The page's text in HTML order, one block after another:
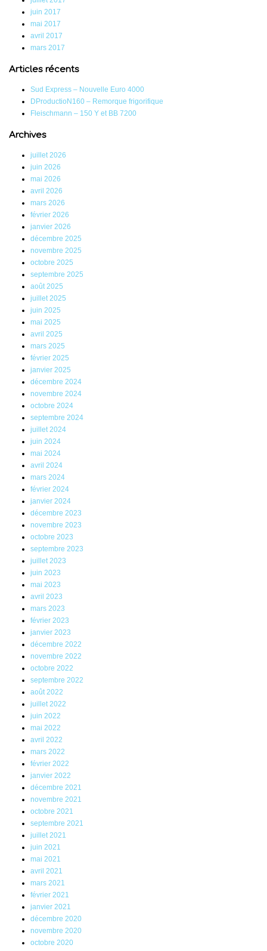
juin 2017
mai 2017
avril 2017
mars 2017
Articles récents
Sud Express – Nouvelle Euro 4000
DProductioN160 – Remorque frigorifique
Fleischmann – 150 Y et BB 7200
Archives
juillet 2026
juin 2026
mai 2026
avril 2026
mars 2026
février 2026
janvier 2026
décembre 2025
novembre 2025
octobre 2025
septembre 2025
août 2025
juillet 2025
juin 2025
mai 2025
avril 2025
mars 2025
février 2025
janvier 2025
décembre 2024
novembre 2024
octobre 2024
septembre 2024
juillet 2024
juin 2024
mai 2024
avril 2024
mars 2024
février 2024
janvier 2024
décembre 2023
novembre 2023
octobre 2023
septembre 2023
juillet 2023
juin 2023
mai 2023
avril 2023
mars 2023
février 2023
janvier 2023
décembre 2022
novembre 2022
octobre 2022
septembre 2022
août 2022
juillet 2022
juin 2022
mai 2022
avril 2022
mars 2022
février 2022
janvier 2022
décembre 2021
novembre 2021
octobre 2021
septembre 2021
juillet 2021
juin 2021
mai 2021
avril 2021
mars 2021
février 2021
janvier 2021
décembre 2020
novembre 2020
octobre 2020